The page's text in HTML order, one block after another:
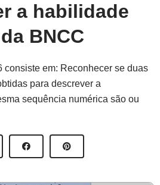
a habilidade
BNCC
consiste em: Reconhecer se duas
para descrever a
sequência numérica são ou